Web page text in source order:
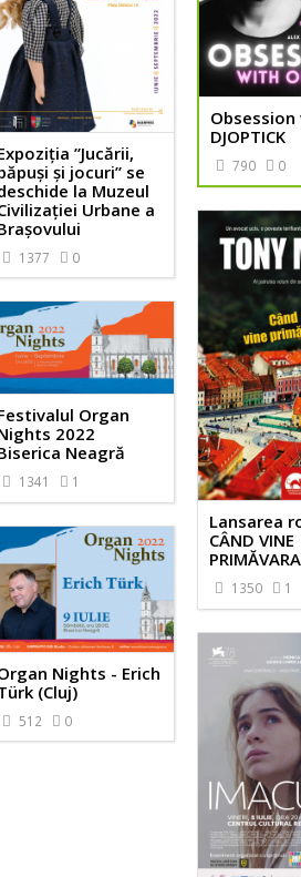
”Jucării,
și jocuri” se
la Muzeul
Urbane a
1377 0
DJOPTICK
790 0
Lansarea
CÂND VINE
PRIMĂVARA
1350 1
Organ
2022
Neagră
1341 1
Nights - Erich
(Cluj)
512 0